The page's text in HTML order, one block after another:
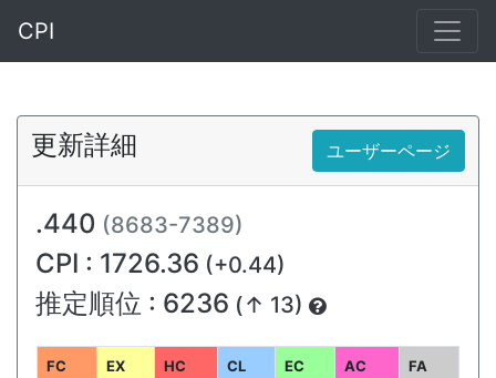
CPI
更新詳細 ユーザーページ
.440 (8683-7389)
CPI : 1726.36 (+0.44)
推定順位 : 6236 (↑ 13)
FC EX HC CL EC AC FA